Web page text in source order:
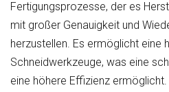
Fertigungsprozesse, der es
mit großer Genauigkeit und
herzustellen. Es ermöglicht eine
Schneidwerkzeuge, was eine
eine höhere Effizienz